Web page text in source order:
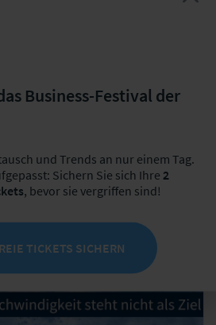
zu
| Wiesenhüttenplatz 25 |
Business-Festival der
und Trends an nur einem Tag.
Sichern Sie sich Ihre 2
, bevor sie vergriffen sind!
TICKETS SICHERN